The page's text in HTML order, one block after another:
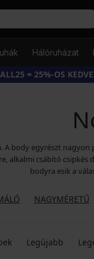
Hálóruházat
= 25%-OS
body egyrészt
alkalmi csábító
bodyra esik a
NAGYMÉRETŰ
Legújabb